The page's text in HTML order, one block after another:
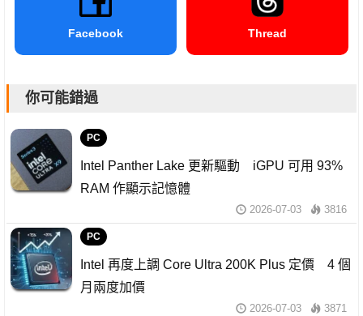
Facebook Thread
你可能錯過
PC
Intel Panther Lake 更新驅動 iGPU 可用 93%
RAM 作顯示記憶體
2026-07-03 3816
PC
Intel 再度上調 Core Ultra 200K Plus 定價 4 個
月兩度加價
2026-07-03 3871